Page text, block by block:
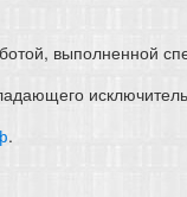
выполненной
.